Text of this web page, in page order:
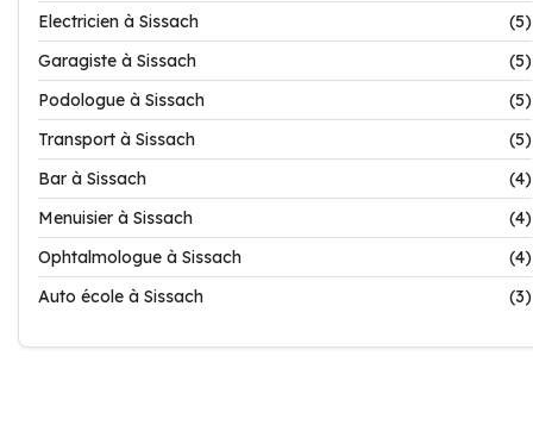
Electricien à Sissach
(5)
Garagiste à Sissach
(5)
Podologue à Sissach
(5)
Transport à Sissach
(5)
Bar à Sissach
(4)
Menuisier à Sissach
(4)
Ophtalmologue à Sissach
(4)
Auto école à Sissach
(3)